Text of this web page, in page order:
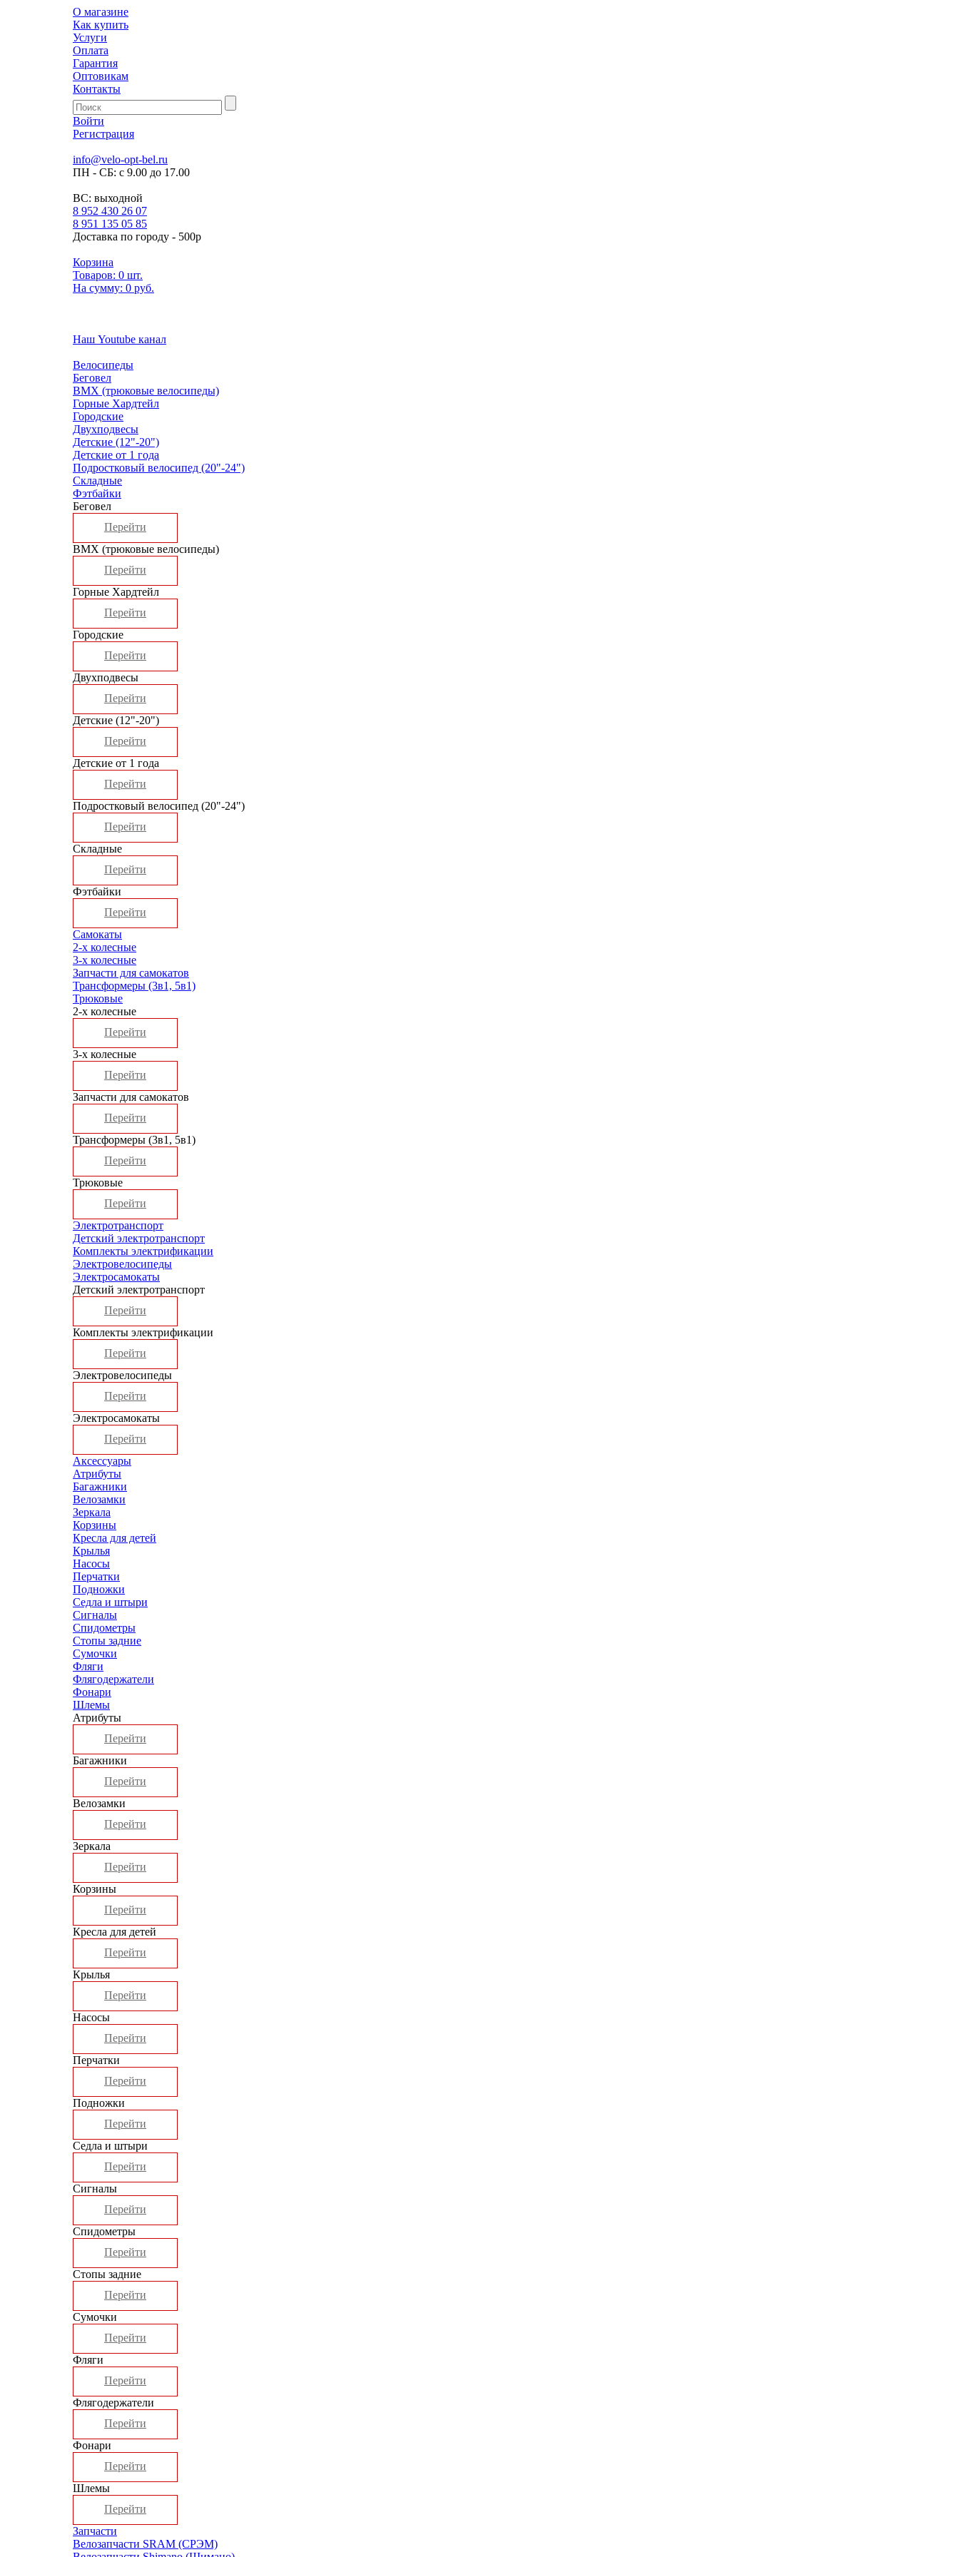
О магазине
Как купить
Услуги
Оплата
Гарантия
Оптовикам
Контакты
Войти
Регистрация
info@velo-opt-bel.ru
ПН - СБ: с 9.00 до 17.00
ВС: выходной
8 952 430 26 07
8 951 135 05 85
Доставка по городу - 500р
Корзина
Товаров: 0 шт.
На сумму: 0 руб.
Наш Youtube канал
Велосипеды
Беговел
ВМХ (трюковые велосипеды)
Горные Хардтейл
Городские
Двухподвесы
Детские (12"-20")
Детские от 1 года
Подростковый велосипед (20"-24")
Складные
Фэтбайки
Беговел
Перейти
ВМХ (трюковые велосипеды)
Перейти
Горные Хардтейл
Перейти
Городские
Перейти
Двухподвесы
Перейти
Детские (12"-20")
Перейти
Детские от 1 года
Перейти
Подростковый велосипед (20"-24")
Перейти
Складные
Перейти
Фэтбайки
Перейти
Самокаты
2-х колесные
3-х колесные
Запчасти для самокатов
Трансформеры (3в1, 5в1)
Трюковые
2-х колесные
Перейти
3-х колесные
Перейти
Запчасти для самокатов
Перейти
Трансформеры (3в1, 5в1)
Перейти
Трюковые
Перейти
Электротранспорт
Детский электротранспорт
Комплекты электрификации
Электровелосипеды
Электросамокаты
Детский электротранспорт
Перейти
Комплекты электрификации
Перейти
Электровелосипеды
Перейти
Электросамокаты
Перейти
Аксессуары
Атрибуты
Багажники
Велозамки
Зеркала
Корзины
Кресла для детей
Крылья
Насосы
Перчатки
Подножки
Седла и штыри
Сигналы
Спидометры
Стопы задние
Сумочки
Фляги
Флягодержатели
Фонари
Шлемы
Атрибуты
Перейти
Багажники
Перейти
Велозамки
Перейти
Зеркала
Перейти
Корзины
Перейти
Кресла для детей
Перейти
Крылья
Перейти
Насосы
Перейти
Перчатки
Перейти
Подножки
Перейти
Седла и штыри
Перейти
Сигналы
Перейти
Спидометры
Перейти
Стопы задние
Перейти
Сумочки
Перейти
Фляги
Перейти
Флягодержатели
Перейти
Фонари
Перейти
Шлемы
Перейти
Запчасти
Велозапчасти SRAM (СРЭМ)